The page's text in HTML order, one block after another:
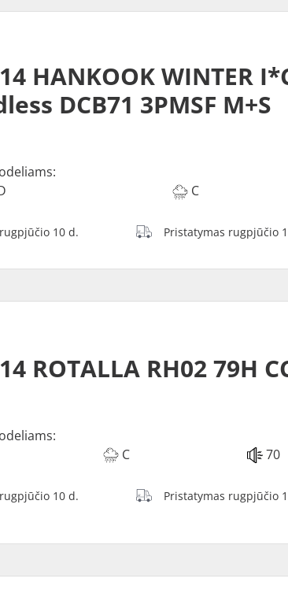
HANKOOK WINTER
DCB71 3PMSF M+S
C
10 d. Pristatymas rugpjūčio
ROTALLA RH02 79H
C 70
10 d. Pristatymas rugpjūčio